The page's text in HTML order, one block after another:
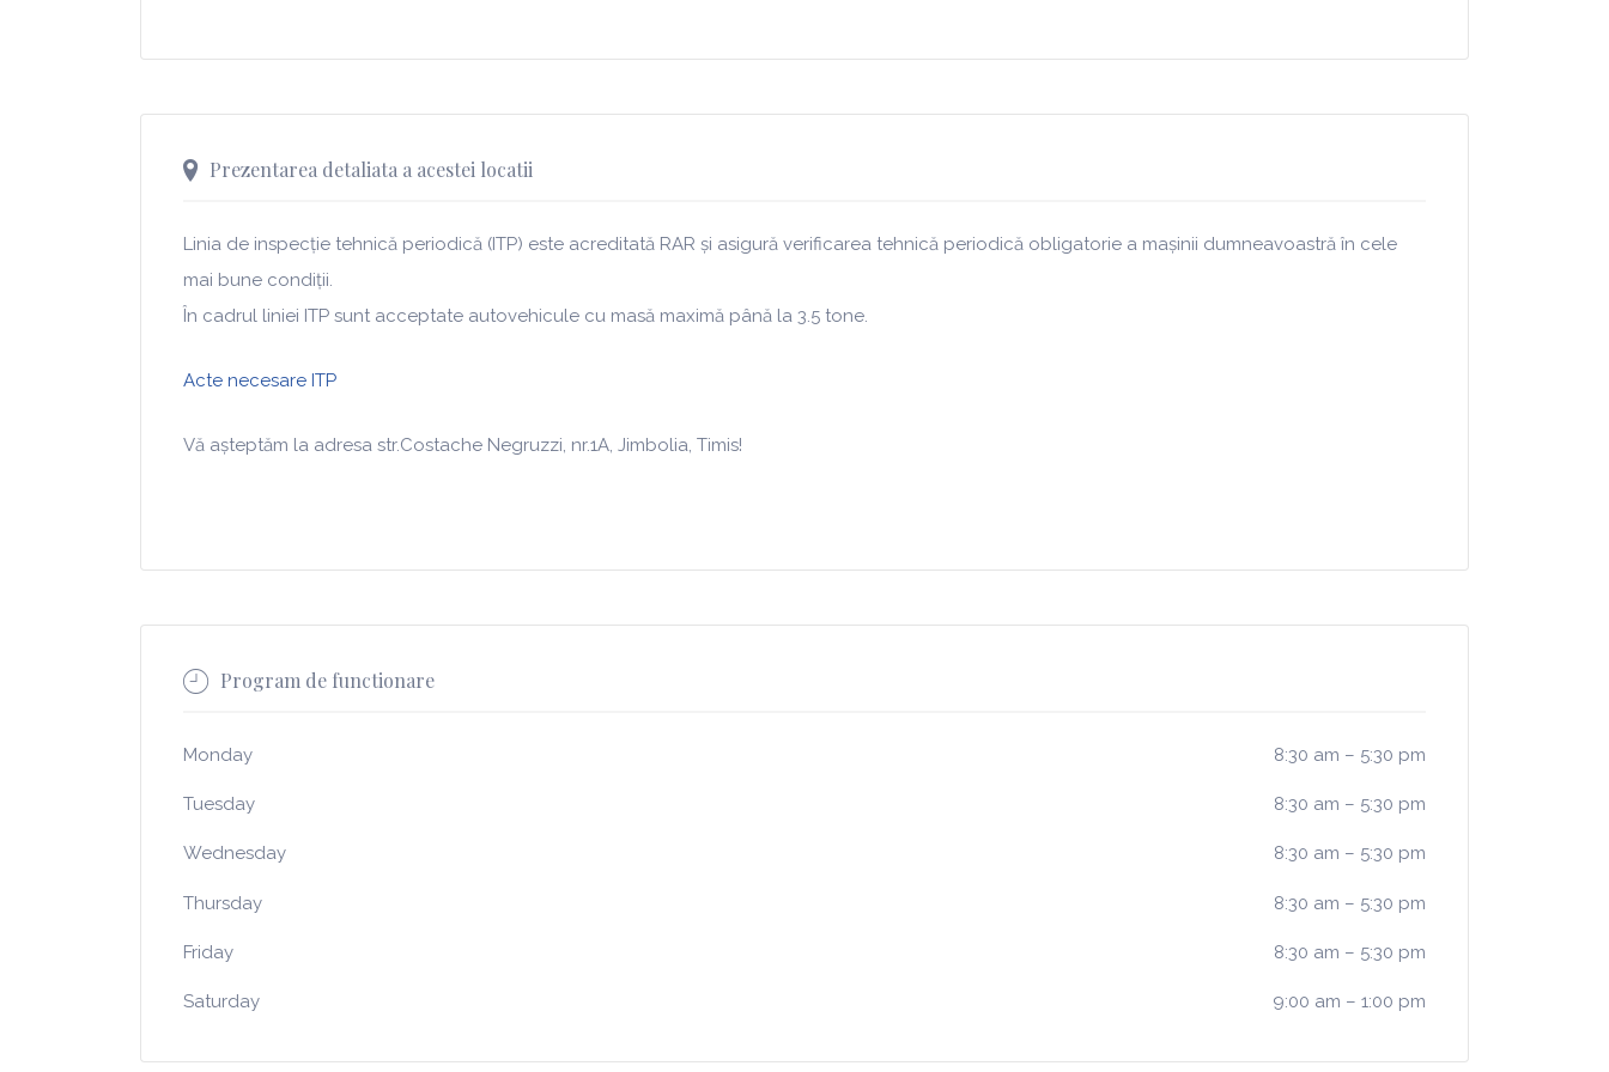
Prezentarea detaliata a acestei locatii
Linia de inspecție tehnică periodică (ITP) este acreditată RAR și asigură verificarea tehnică periodică obligatorie a mașinii dumneavoastră în cele
mai bune condiții.
În cadrul liniei ITP sunt acceptate autovehicule cu masă maximă până la 3.5 tone.
Acte necesare ITP
Vă așteptăm la adresa str.Costache Negruzzi, nr.1A, Jimbolia, Timis!
Program de functionare
Monday 8:30 am – 5:30 pm
Tuesday 8:30 am – 5:30 pm
Wednesday 8:30 am – 5:30 pm
Thursday 8:30 am – 5:30 pm
Friday 8:30 am – 5:30 pm
Saturday 9:00 am – 1:00 pm